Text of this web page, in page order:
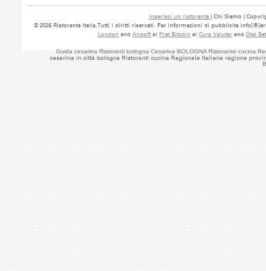
Guida cesarina Ristoranti bologna Cesarina BOLOGNA Ristorante cucina
cesarina in città bologna Ristoranti cucina Regionale Italiana regione
Inserisci un ristorante | Chi Siamo |
© 2026 Ristorante Italia.Tutti i diritti riservati. Per informazioni di pubblicita
London and Airsoft si Pret Bitcoin si Curs Valutar and Otel